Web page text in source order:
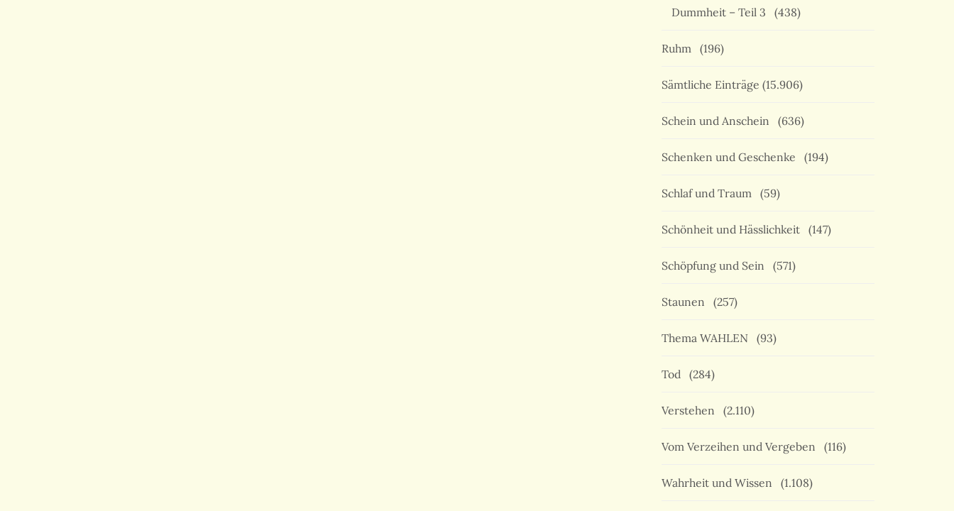
Dummheit – Teil 3 (438)
Ruhm (196)
Sämtliche Einträge (15.906)
Schein und Anschein (636)
Schenken und Geschenke (194)
Schlaf und Traum (59)
Schönheit und Hässlichkeit (147)
Schöpfung und Sein (571)
Staunen (257)
Thema WAHLEN (93)
Tod (284)
Verstehen (2.110)
Vom Verzeihen und Vergeben (116)
Wahrheit und Wissen (1.108)